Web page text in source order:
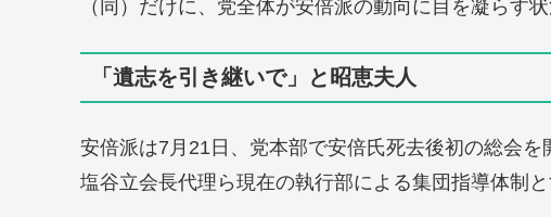
（同）だけに、党全体が安倍派の動向に目を凝らす状
「遺志を引き継いで」と昭恵夫人
安倍派は7月21日、党本部で安倍氏死去後初の総会を
塩谷立会長代理ら現在の執行部による集団指導体制と